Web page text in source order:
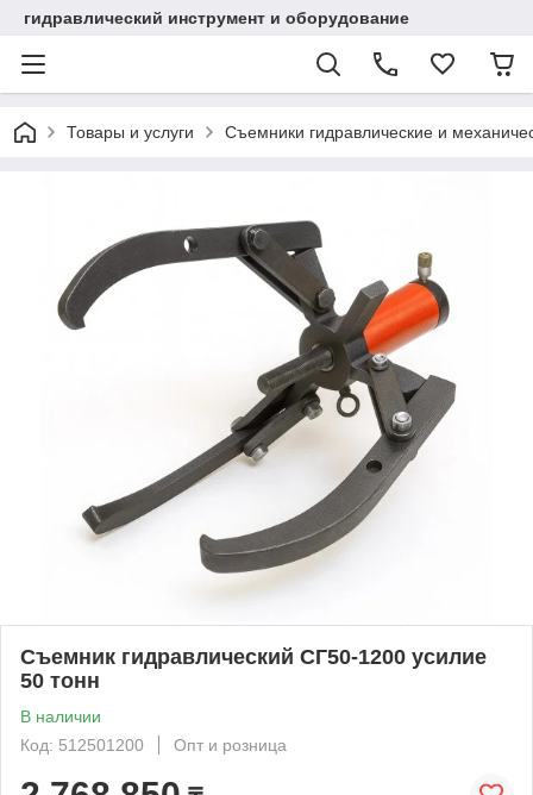
гидравлический инструмент и оборудование
Товары и услуги Съемники гидравлические и
Съемник гидравлический СГ50-1200 усилие
50 тонн
В наличии
Код: 512501200
Опт и розница